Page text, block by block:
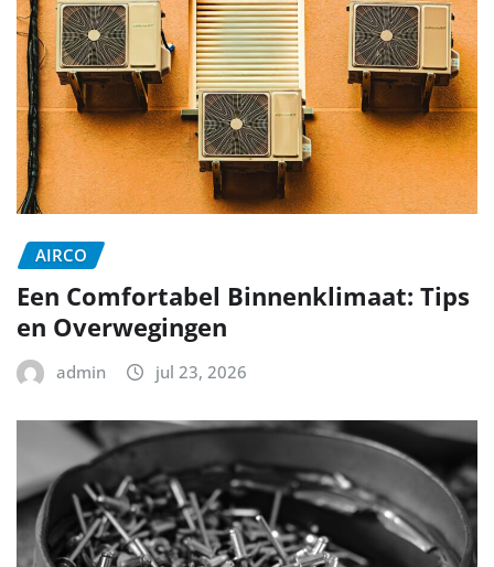
AIRCO
Een Comfortabel Binnenklimaat: Tips
en Overwegingen
admin jul 23, 2026